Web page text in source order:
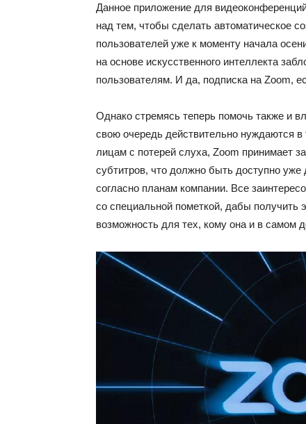
Данное приложение для
над тем, чтобы сделать автоматическое
пользователей уже к моменту начала
на основе искусственного интеллекта
пользователям. И да, подписка на Zoom,
Однако стремясь теперь помочь также и
свою очередь действительно нуждаются
лицам с потерей слуха, Zoom принимает
субтитров, что должно быть доступно уже
согласно планам компании. Все
со специальной пометкой, дабы получить
возможность для тех, кому она и в самом